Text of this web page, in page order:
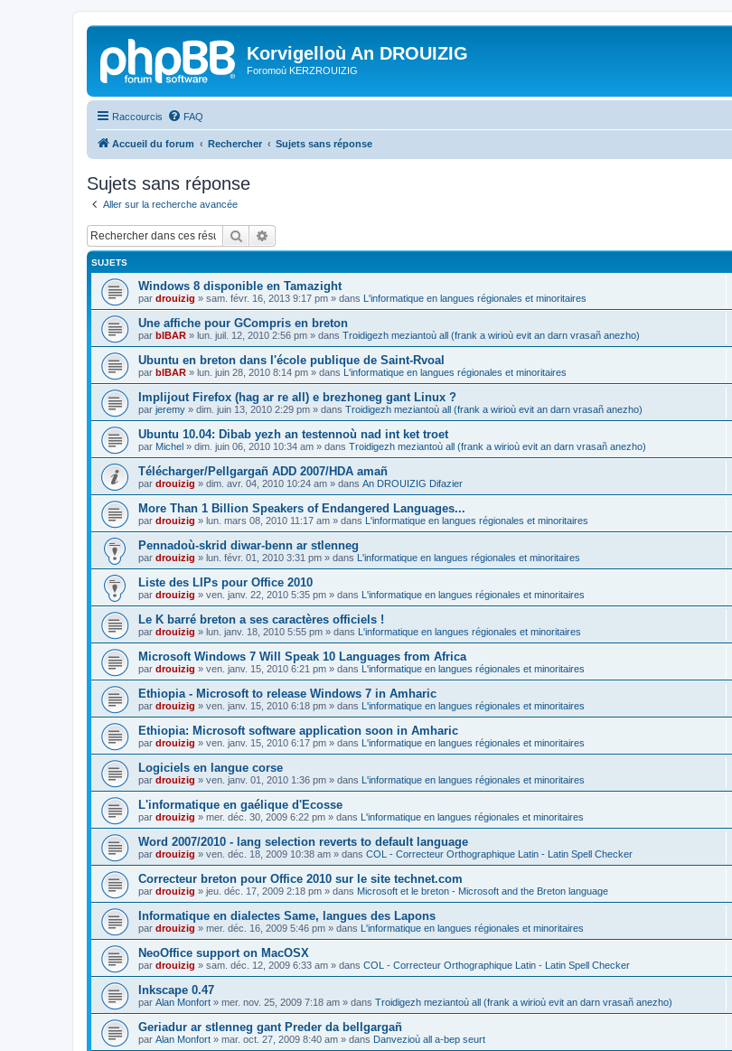
Korvigelloù An DROUIZIG
Foromoù KERZROUIZIG
Raccourcis FAQ
Accueil du forum Rechercher Sujets sans réponse
Sujets sans réponse
Aller sur la recherche avancée
Rechercher
SUJETS
Windows 8 disponible en Tamazight
par drouizig » sam. févr. 16, 2013 9:17 pm » dans L'informatique en langues régionales et minoritaires
Une affiche pour GCompris en breton
par bIBAR » lun. juil. 12, 2010 2:56 pm » dans Troidigezh meziantoù all (frank a wirioù evit an darn vrasañ anezho)
Ubuntu en breton dans l'école publique de Saint-Rvoal
par bIBAR » lun. juin 28, 2010 8:14 pm » dans L'informatique en langues régionales et minoritaires
Implijout Firefox (hag ar re all) e brezhoneg gant Linux ?
par jeremy » dim. juin 13, 2010 2:29 pm » dans Troidigezh meziantoù all (frank a wirioù evit an darn vrasañ anezho)
Ubuntu 10.04: Dibab yezh an testennoù nad int ket troet
par Michel » dim. juin 06, 2010 10:34 am » dans Troidigezh meziantoù all (frank a wirioù evit an darn vrasañ anezho)
Télécharger/Pellgargañ ADD 2007/HDA amañ
par drouizig » dim. avr. 04, 2010 10:24 am » dans An DROUIZIG Difazier
More Than 1 Billion Speakers of Endangered Languages...
par drouizig » lun. mars 08, 2010 11:17 am » dans L'informatique en langues régionales et minoritaires
Pennadoù-skrid diwar-benn ar stlenneg
par drouizig » lun. févr. 01, 2010 3:31 pm » dans L'informatique en langues régionales et minoritaires
Liste des LIPs pour Office 2010
par drouizig » ven. janv. 22, 2010 5:35 pm » dans L'informatique en langues régionales et minoritaires
Le K barré breton a ses caractères officiels !
par drouizig » lun. janv. 18, 2010 5:55 pm » dans L'informatique en langues régionales et minoritaires
Microsoft Windows 7 Will Speak 10 Languages from Africa
par drouizig » ven. janv. 15, 2010 6:21 pm » dans L'informatique en langues régionales et minoritaires
Ethiopia - Microsoft to release Windows 7 in Amharic
par drouizig » ven. janv. 15, 2010 6:18 pm » dans L'informatique en langues régionales et minoritaires
Ethiopia: Microsoft software application soon in Amharic
par drouizig » ven. janv. 15, 2010 6:17 pm » dans L'informatique en langues régionales et minoritaires
Logiciels en langue corse
par drouizig » ven. janv. 01, 2010 1:36 pm » dans L'informatique en langues régionales et minoritaires
L'informatique en gaélique d'Ecosse
par drouizig » mer. déc. 30, 2009 6:22 pm » dans L'informatique en langues régionales et minoritaires
Word 2007/2010 - lang selection reverts to default language
par drouizig » ven. déc. 18, 2009 10:38 am » dans COL - Correcteur Orthographique Latin - Latin Spell Checker
Correcteur breton pour Office 2010 sur le site technet.com
par drouizig » jeu. déc. 17, 2009 2:18 pm » dans Microsoft et le breton - Microsoft and the Breton language
Informatique en dialectes Same, langues des Lapons
par drouizig » mer. déc. 16, 2009 5:46 pm » dans L'informatique en langues régionales et minoritaires
NeoOffice support on MacOSX
par drouizig » sam. déc. 12, 2009 6:33 am » dans COL - Correcteur Orthographique Latin - Latin Spell Checker
Inkscape 0.47
par Alan Monfort » mer. nov. 25, 2009 7:18 am » dans Troidigezh meziantoù all (frank a wirioù evit an darn vrasañ anezho)
Geriadur ar stlenneg gant Preder da bellgargañ
par Alan Monfort » mar. oct. 27, 2009 8:40 am » dans Danvezioù all a-bep seurt